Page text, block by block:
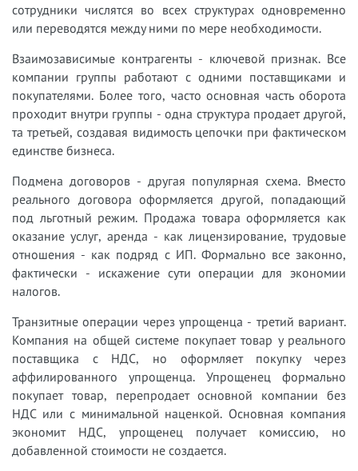
сотрудники числятся во всех структурах одновременно
или переводятся между ними по мере необходимости.
Взаимозависимые контрагенты - ключевой признак. Все
компании группы работают с одними поставщиками и
покупателями. Более того, часто основная часть оборота
проходит внутри группы - одна структура продает другой,
та третьей, создавая видимость цепочки при фактическом
единстве бизнеса.
Подмена договоров - другая популярная схема. Вместо
реального договора оформляется другой, попадающий
под льготный режим. Продажа товара оформляется как
оказание услуг, аренда - как лицензирование, трудовые
отношения - как подряд с ИП. Формально все законно,
фактически - искажение сути операции для экономии
налогов.
Транзитные операции через упрощенца - третий вариант.
Компания на общей системе покупает товар у реального
поставщика с НДС, но оформляет покупку через
аффилированного упрощенца. Упрощенец формально
покупает товар, перепродает основной компании без
НДС или с минимальной наценкой. Основная компания
экономит НДС, упрощенец получает комиссию, но
добавленной стоимости не создается.